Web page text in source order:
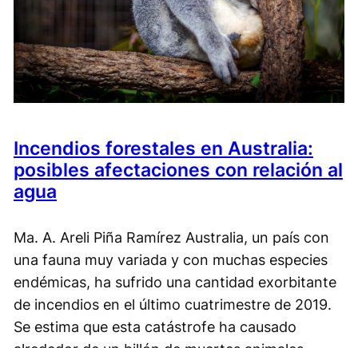
Incendios forestales en Australia:
posibles afectaciones con relación al
agua
Ma. A. Areli Piña Ramírez Australia, un país con
una fauna muy variada y con muchas especies
endémicas, ha sufrido una cantidad exorbitante
de incendios en el último cuatrimestre de 2019.
Se estima que esta catástrofe ha causado